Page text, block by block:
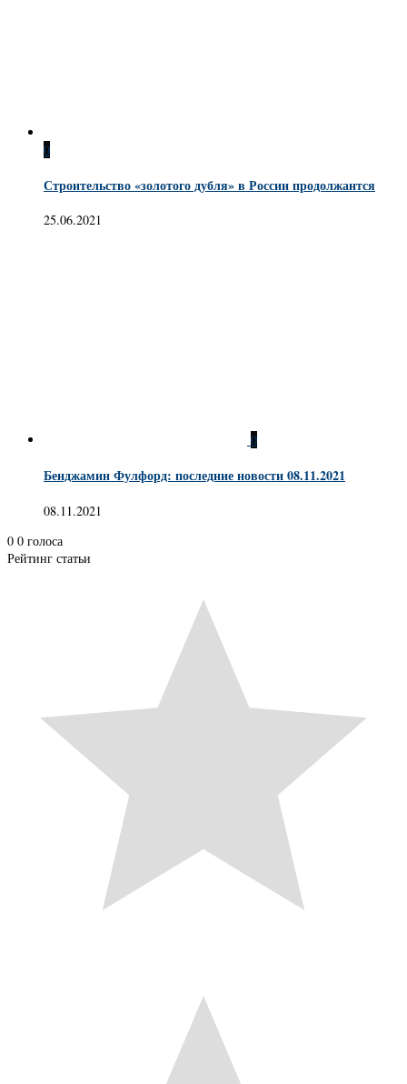
0
Строительство «золотого дубля» в России продолжантся
25.06.2021
0
Бенджамин Фулфорд: последние новости 08.11.2021
08.11.2021
0 0 голоса
Рейтинг статьи